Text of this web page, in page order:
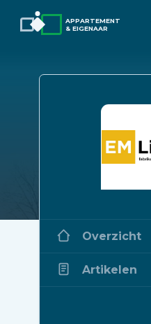
APPARTEMENT
& EIGENAAR
Overzicht
Artikelen